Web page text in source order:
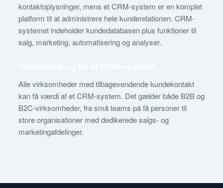
kontaktoplysninger, mens et CRM-system er en komplet
platform til at administrere hele kunderelationen. CRM-
systemet indeholder kundedatabasen plus funktioner til
salg, marketing, automatisering og analyser.
Alle virksomheder med tilbagevendende kundekontakt
kan få værdi af et CRM-system. Det gælder både B2B og
B2C-virksomheder, fra små teams på få personer til
store organisationer med dedikerede salgs- og
marketingafdelinger.